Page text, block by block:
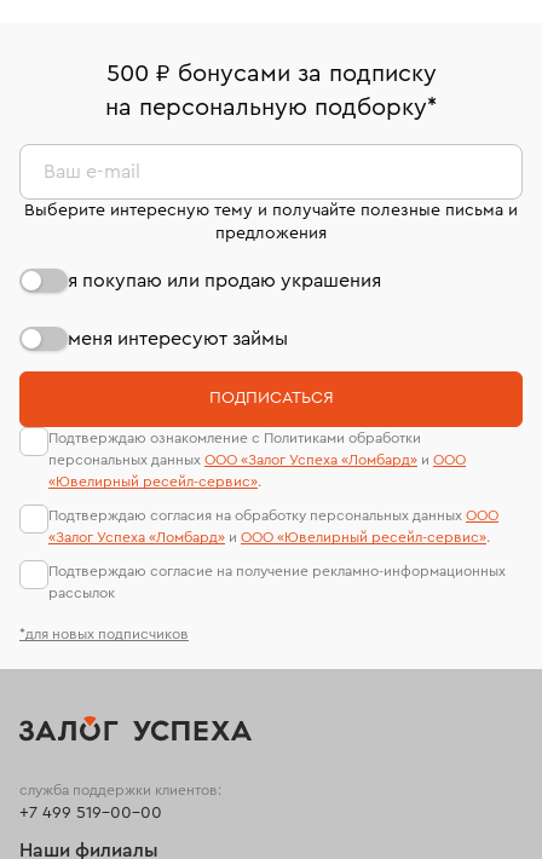
500 ₽ бонусами за подписку
на персональную подборку*
*для новых подписчиков
Ваш e-mail
Выберите интересную тему и получайте полезные письма и
предложения
я покупаю или продаю украшения
меня интересуют займы
ПОДПИСАТЬСЯ
Подтверждаю ознакомление с Политиками обработки
персональных данных ООО «Залог Успеха «Ломбард» и ООО
«Ювелирный ресейл-сервиc».
Подтверждаю согласия на обработку персональных данных ООО
«Залог Успеха «Ломбард» и ООО «Ювелирный ресейл-сервиc».
Подтверждаю согласие на получение рекламно-информационных
рассылок
служба поддержки клиентов:
+7 499 519-00-00
Наши филиалы